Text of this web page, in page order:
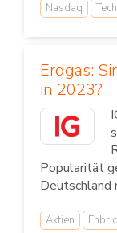
Nasdaq
Erdgas:
in 2023?
Popularität
Deutschland
Aktien